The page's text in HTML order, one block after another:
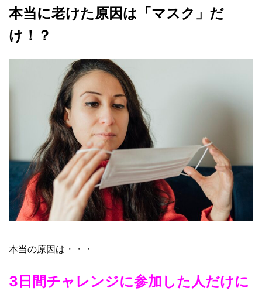
本当に老けた原因は「マスク」だ
け！？
本当の原因は・・・
3日間チャレンジに参加した人だけに